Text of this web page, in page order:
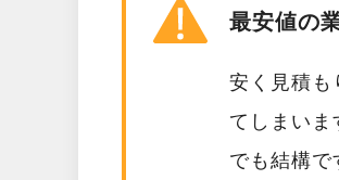
最安値の
安く見積も
てしまいま
でも結構で